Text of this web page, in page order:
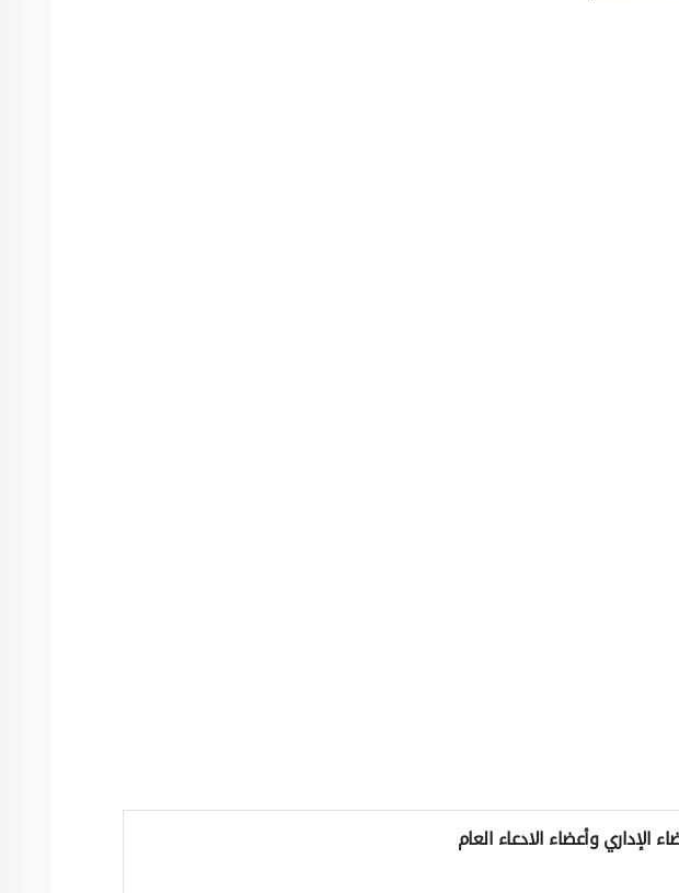
وأعضاء الادعاء العام